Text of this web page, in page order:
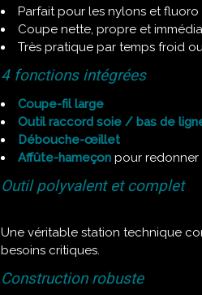
Parfait pour les nylons et fluoro
Coupe nette, propre et
Très pratique par temps froid
4 fonctions intégrées
Coupe-fil large
Outil raccord soie / bas de
Débouche-œillet
Affûte-hameçon pour redonner
Outil polyvalent et complet
Une véritable station technique
besoins critiques.
Construction robuste